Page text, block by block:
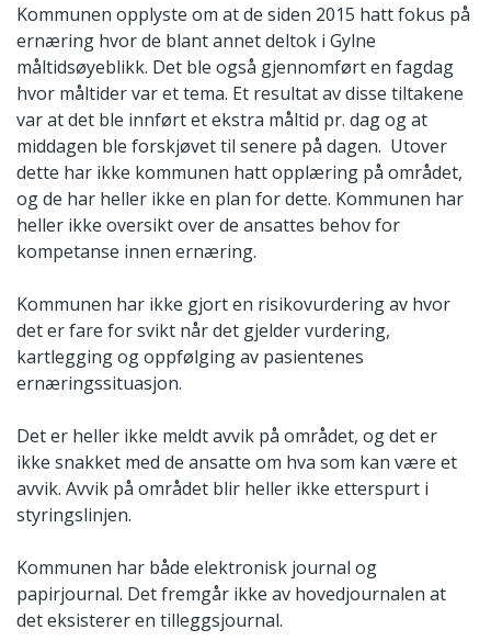
Kommunen opplyste om at de siden 2015 hatt fokus på
ernæring hvor de blant annet deltok i Gylne
måltidsøyeblikk. Det ble også gjennomført en fagdag
hvor måltider var et tema. Et resultat av disse tiltakene
var at det ble innført et ekstra måltid pr. dag og at
middagen ble forskjøvet til senere på dagen. Utover
dette har ikke kommunen hatt opplæring på området,
og de har heller ikke en plan for dette. Kommunen har
heller ikke oversikt over de ansattes behov for
kompetanse innen ernæring.
Kommunen har ikke gjort en risikovurdering av hvor
det er fare for svikt når det gjelder vurdering,
kartlegging og oppfølging av pasientenes
ernæringssituasjon.
Det er heller ikke meldt avvik på området, og det er
ikke snakket med de ansatte om hva som kan være et
avvik. Avvik på området blir heller ikke etterspurt i
styringslinjen.
Kommunen har både elektronisk journal og
papirjournal. Det fremgår ikke av hovedjournalen at
det eksisterer en tilleggsjournal.